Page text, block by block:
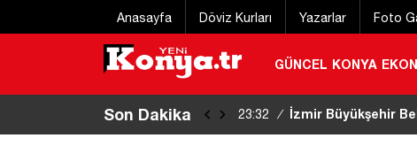
Anasayfa Döviz Kurları Yazarlar Foto
GÜNCEL KONYA
Son Dakika 22:20 / Eğitim uçağı kaza